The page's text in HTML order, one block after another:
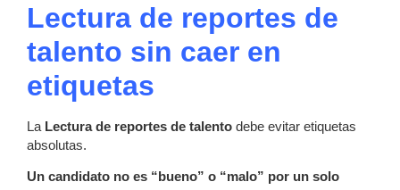
Lectura de reportes de
talento sin caer en
etiquetas
La Lectura de reportes de talento debe evitar etiquetas
absolutas.
Un candidato no es “bueno” o “malo” por un solo